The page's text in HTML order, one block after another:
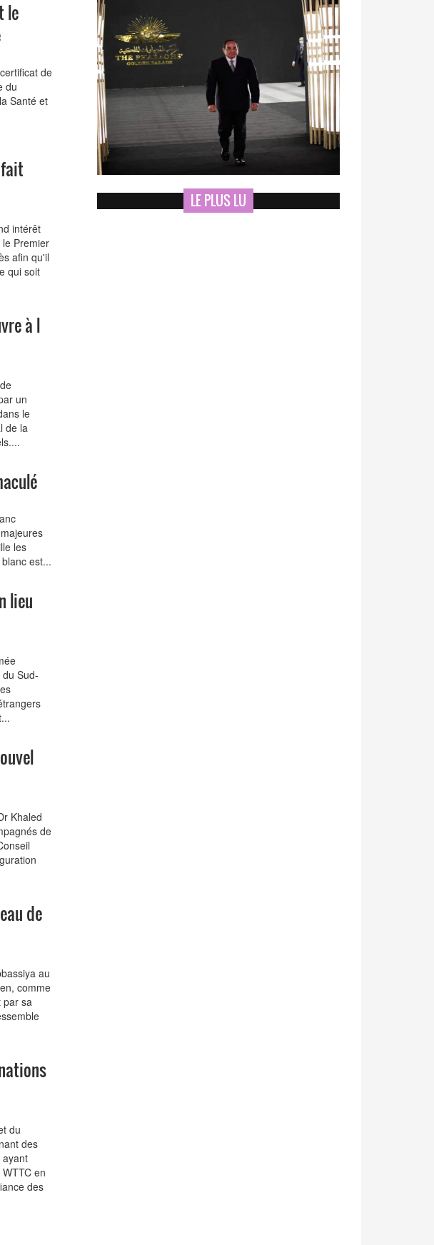
le
de
du
Santé et
intérêt
Premier
afin qu'il
qui soit
à l
un
le
de la
les
est...
lieu
Sud-
Khaled
de
de
au
comme
par sa
du
des
en
des
LE PLUS LU